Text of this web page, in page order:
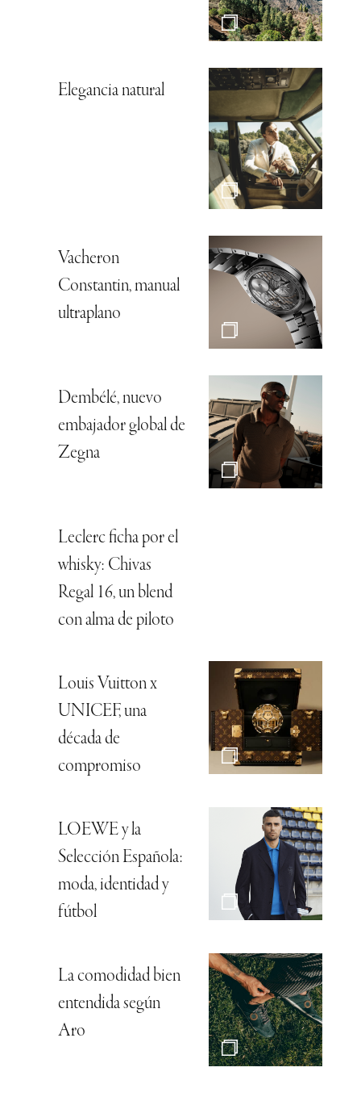
Elegancia natural
Vacheron
Constantin, manual
ultraplano
Dembélé, nuevo
embajador global de
Zegna
Leclerc ficha por el
whisky: Chivas
Regal 16, un blend
con alma de piloto
Louis Vuitton x
UNICEF, una
década de
compromiso
LOEWE y la
Selección Española:
moda, identidad y
fútbol
La comodidad bien
entendida según
Aro